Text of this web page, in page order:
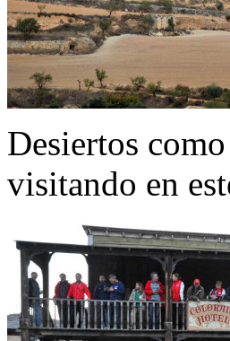
Desiertos
visitando en